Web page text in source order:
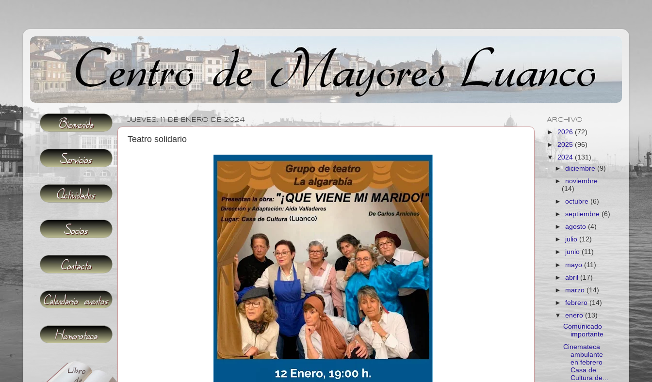
JUEVES, 11 DE ENERO DE 2024
Teatro solidario
ARCHIVO
► 2026 (72)
► 2025 (96)
▼ 2024 (131)
►diciembre (9)
► noviembre
(14)
►octubre (6)
►septiembre (6)
►agosto (4)
► julio (12)
►junio (11)
► mayo(11)
►abril(17)
► marzo (14)
►febrero (14)
▼enero(13)
Comunicado
importante
Cinemateca
ambulante
en febrero
Casa de
Cultura de...